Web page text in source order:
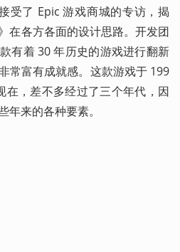
受了 Epic 游戏商城的专访，揭
在各方各面的设计思路。开发团
有着 30 年历史的游戏进行翻新
常富有成就感。这款游戏于 199
在，差不多经过了三个年代，因
年来的各种要素。